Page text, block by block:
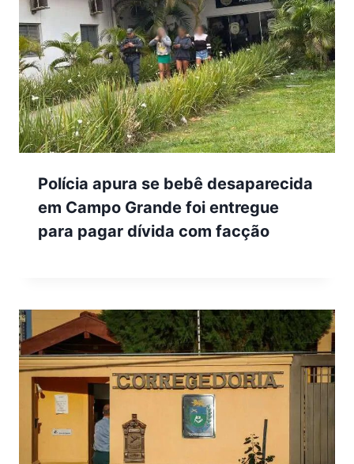
Polícia apura se bebê desaparecida
em Campo Grande foi entregue
para pagar dívida com facção